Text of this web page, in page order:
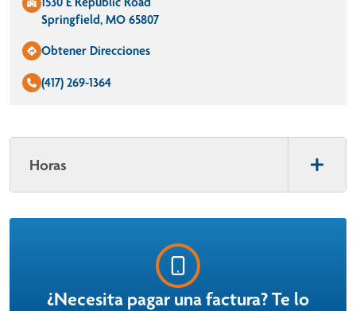
Springfield, MO 65807
Obtener Direcciones
(417) 269-1364
Horas
¿Necesita pagar una factura? Te lo